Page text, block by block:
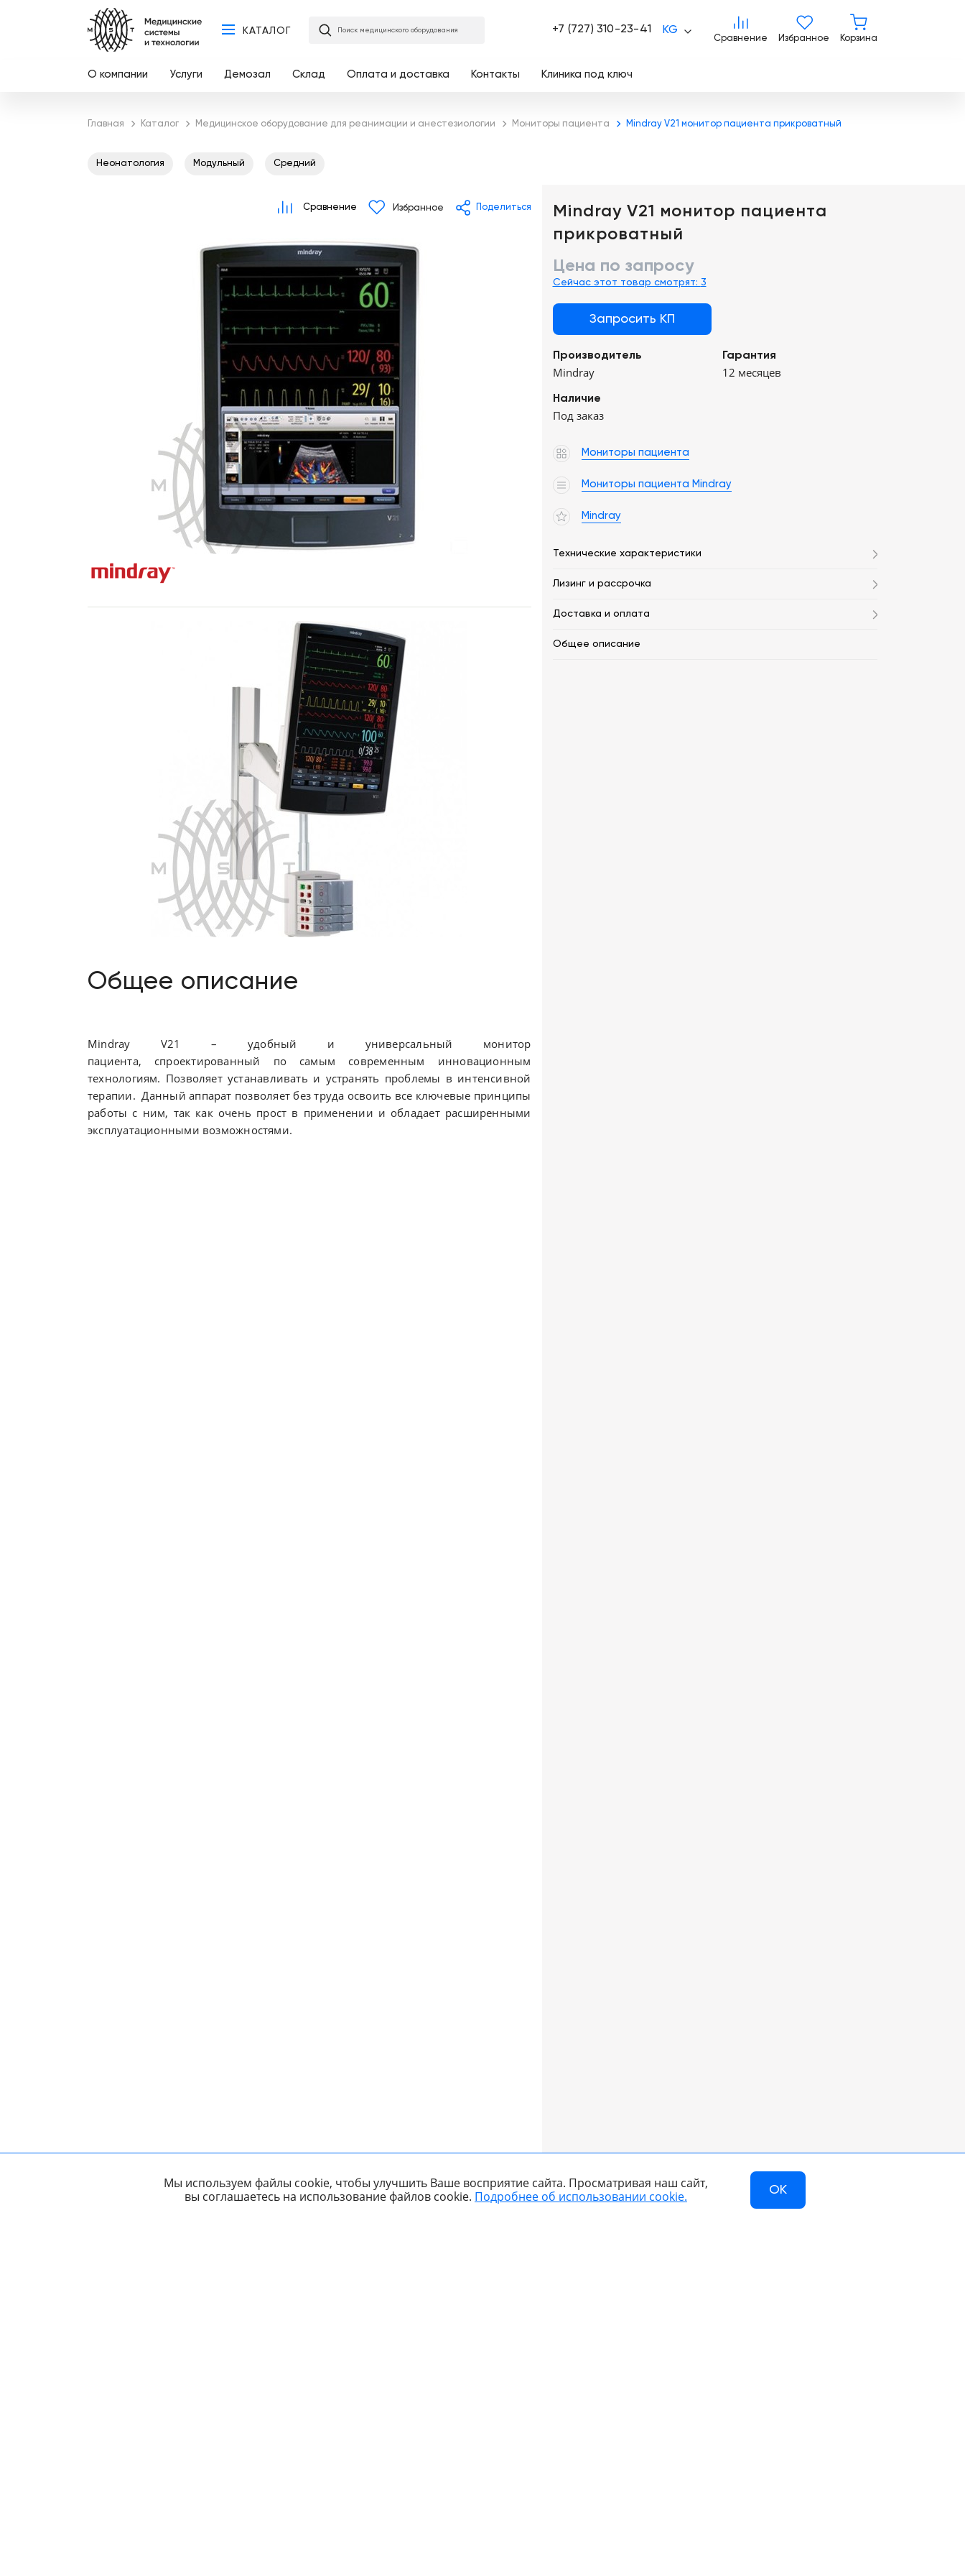
КАТАЛОГ Поиск медицинского оборудования +7 (727) 310-23-41 KG
Сравнение
Сравнение
Избранное Корзина
О компании Услуги Демозал Склад Оплата и доставка Контакты Клиника под ключ
Главная Каталог Медицинское оборудование для реанимации и анестезиологии Мониторы пациента Mindray V21 монитор пациента прикроватный
Неонатология Модульный Средний
Mindray V21 монитор пациента
прикроватный
Цена по запросу
Сейчас этот товар смотрят: 3
Запросить КП
Производитель
Mindray
Гарантия
12 месяцев
Наличие
Под заказ
Мониторы пациента
Мониторы пациента Mindray
Mindray
Технические характеристики
Лизинг и рассрочка
Доставка и оплата
Общее описание
Сравнение Избранное Поделиться
Общее описание
Mindray V21 – удобный и универсальный монитор
пациента, спроектированный по самым современным инновационным
технологиям. Позволяет устанавливать и устранять проблемы в интенсивной
терапии. Данный аппарат позволяет без труда освоить все ключевые принципы
работы с ним, так как очень прост в применении и обладает расширенными
эксплуатационными возможностями.
Мы используем файлы cookie, чтобы улучшить Ваше восприятие сайта. Просматривая наш сайт,
вы соглашаетесь на использование файлов cookie. Подробнее об использовании cookie. OK